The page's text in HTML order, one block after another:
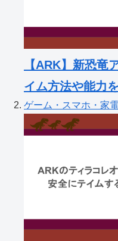
【ARK】新恐竜
イム方法や能力
ゲーム・スマホ・家電